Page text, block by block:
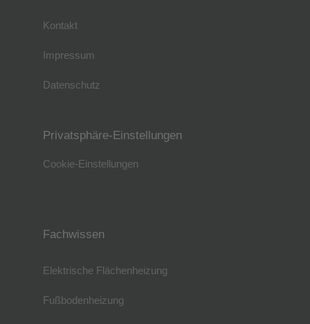
Kontakt
Impressum
Datenschutz
Privatsphäre-Einstellungen
Cookie-Einstellungen
Fachwissen
Elektrische Flächenheizung
Fußbodenheizung